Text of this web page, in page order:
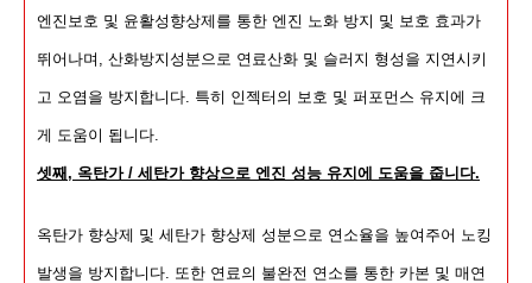
엔진보호 및 윤활성향상제를 통한 엔진 노화 방지 및 보호 효과가
뛰어나며, 산화방지성분으로 연료산화 및 슬러지 형성을 지연시키
고 오염을 방지합니다. 특히 인젝터의 보호 및 퍼포먼스 유지에 크
게 도움이 됩니다.
셋째, 옥탄가 / 세탄가 향상으로 엔진 성능 유지에 도움을 줍니다.
옥탄가 향상제 및 세탄가 향상제 성분으로 연소율을 높여주어 노킹
발생을 방지합니다. 또한 연료의 불완전 연소를 통한 카본 및 매연